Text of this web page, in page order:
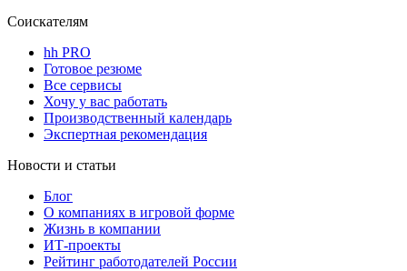
Соискателям
hh PRO
Готовое резюме
Все сервисы
Хочу у вас работать
Производственный календарь
Экспертная рекомендация
Новости и статьи
Блог
О компаниях в игровой форме
Жизнь в компании
ИТ-проекты
Рейтинг работодателей России